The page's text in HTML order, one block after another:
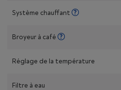
Système chauffant
Broyeur à café
Réglage de la température
Filtre à eau